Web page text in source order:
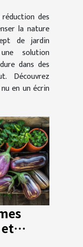
des
la nature
de jardin
solution
dans des
en un écrin